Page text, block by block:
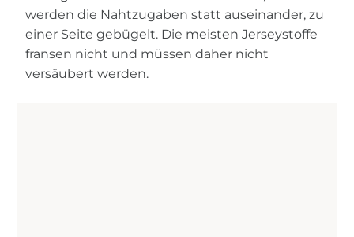
werden die Nahtzugaben statt auseinander, zu
einer Seite gebügelt. Die meisten Jerseystoffe
fransen nicht und müssen daher nicht
versäubert werden.